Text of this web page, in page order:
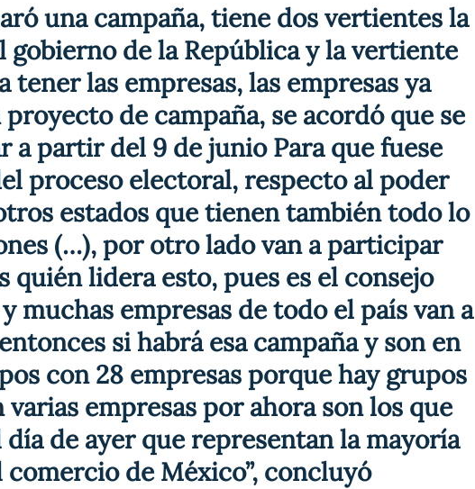
una campaña, tiene dos vertientes la
gobierno de la República y la vertiente
tener las empresas, las empresas ya
de campaña, se acordó que se
a partir del 9 de junio Para que fuese
proceso electoral, respecto al poder
estados que tienen también todo lo
(…), por otro lado van a participar
quién lidera esto, pues es el consejo
muchas empresas de todo el país van a
si habrá esa campaña y son en
con 28 empresas porque hay grupos
empresas por ahora son los que
de ayer que representan la mayoría
comercio de México”, concluyó